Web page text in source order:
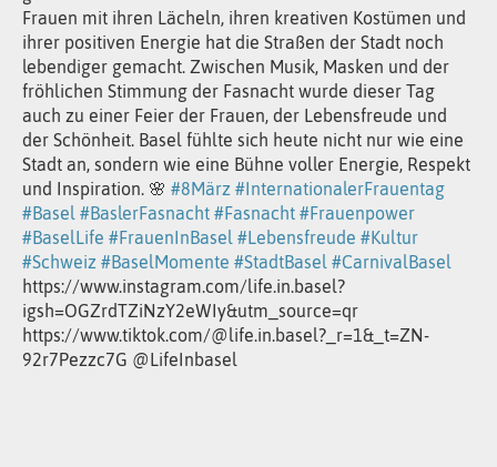
Frauen mit ihren Lächeln, ihren kreativen Kostümen und
ihrer positiven Energie hat die Straßen der Stadt noch
lebendiger gemacht. Zwischen Musik, Masken und der
fröhlichen Stimmung der Fasnacht wurde dieser Tag
auch zu einer Feier der Frauen, der Lebensfreude und
der Schönheit. Basel fühlte sich heute nicht nur wie eine
Stadt an, sondern wie eine Bühne voller Energie, Respekt
und Inspiration. 🌸 #8März #InternationalerFrauentag
#Basel #BaslerFasnacht #Fasnacht #Frauenpower
#BaselLife #FrauenInBasel #Lebensfreude #Kultur
#Schweiz #BaselMomente #StadtBasel #CarnivalBasel
https://www.instagram.com/life.in.basel?
igsh=OGZrdTZiNzY2eWIy&utm_source=qr
https://www.tiktok.com/@life.in.basel?_r=1&_t=ZN-
92r7Pezzc7G @LifeInbasel